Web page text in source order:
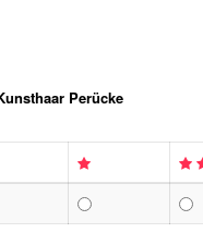
Perücke